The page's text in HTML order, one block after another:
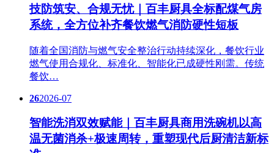
技防筑安、合规无忧｜百丰厨具全标配煤气房
系统，全方位补齐餐饮燃气消防硬性短板
随着全国消防与燃气安全整治行动持续深化，餐饮行业
燃气使用合规化、标准化、智能化已成硬性刚需。传统
餐饮…
262026-07
智能洗消双效赋能｜百丰厨具商用洗碗机以高
温无菌消杀+极速周转，重塑现代后厨清洁新标